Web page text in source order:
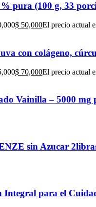
pura (100 g, 33
$ 50,000El precio actual
con colágeno,
$ 70,000El precio actual
Vainilla – 5000 mg
sin Azucar
Integral para el